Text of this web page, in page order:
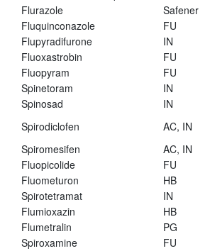
Flurazole
Safener
Fluquinconazole
FU
Flupyradifurone
IN
Fluoxastrobin
FU
Fluopyram
FU
Spinetoram
IN
Spinosad
IN
Spirodiclofen
AC, IN
Spiromesifen
AC, IN
Fluopicolide
FU
Fluometuron
HB
Spirotetramat
IN
Flumioxazin
HB
Flumetralin
PG
Spiroxamine
FU